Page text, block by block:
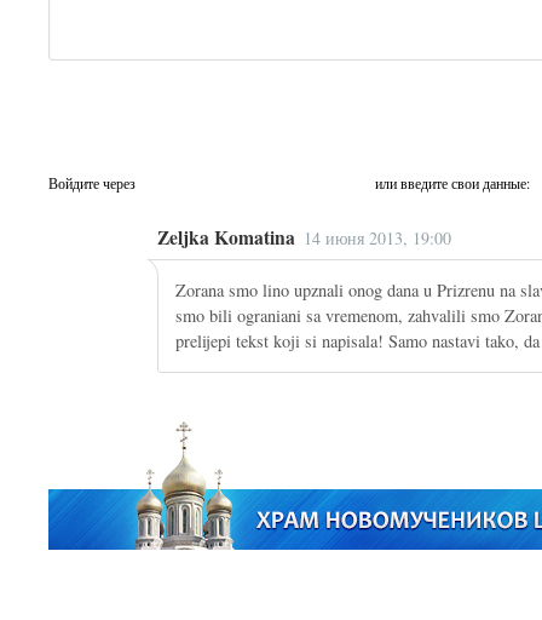
Войдите через или введите свои данные:
Zeljka Komatina 14 июня 2013, 19:00
Zorana smo lino upznali onog dana u Prizrenu na
smo bili ograniani sa vremenom, zahvalili smo
prelijepi tekst koji si napisala! Samo nastavi tako,